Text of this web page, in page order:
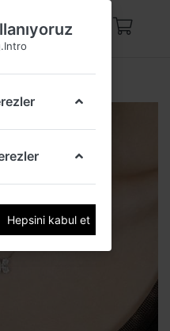
Hepsini kabul et